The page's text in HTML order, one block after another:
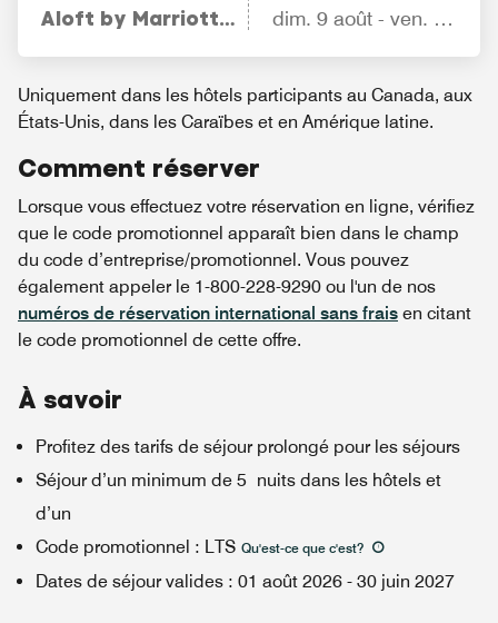
Aloft by Marriott Columbus University
dim. 9 août - ven. 14
Uniquement dans les hôtels participants au Canada, aux
États-Unis, dans les Caraïbes et en Amérique latine.
Comment réserver
Lorsque vous effectuez votre réservation en ligne, vérifiez
que le code promotionnel apparaît bien dans le champ
du code d’entreprise/promotionnel. Vous pouvez
également appeler le 1-800-228-9290 ou l'un de nos
numéros de réservation international sans frais en citant
le code promotionnel de cette offre.
À savoir
Profitez des tarifs de séjour prolongé pour les séjours
Séjour d’un minimum de 5 nuits dans les hôtels et
d’un
Code promotionnel : LTS Qu'est-ce que c'est?
Dates de séjour valides : 01 août 2026 - 30 juin 2027